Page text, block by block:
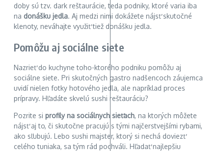
doby sú tzv. dark reštaurácie, teda podniky, ktoré varia iba
na donášku jedla. Aj medzi nimi dokážete nájsť skutočné
klenoty, neváhajte využiť tiež donášku jedla.
Pomôžu aj sociálne siete
Nazrieť do kuchyne toho-ktorého podniku pomôžu aj
sociálne siete. Pri skutočných gastro nadšencoch záujemca
uvidí nielen fotky hotového jedla, ale napríklad proces
prípravy. Hľadáte skvelú sushi reštauráciu?
Pozrite si profily na sociálnych sieťach, na ktorých môžete
nájsť aj to, či skutočne pracujú s tými najčerstvejšími rybami,
ako sľubujú. Lebo sushi majster, ktorý si nechá doviezť
celého tuniaka, sa tým rád pochváli. Hľadať najlepšiu